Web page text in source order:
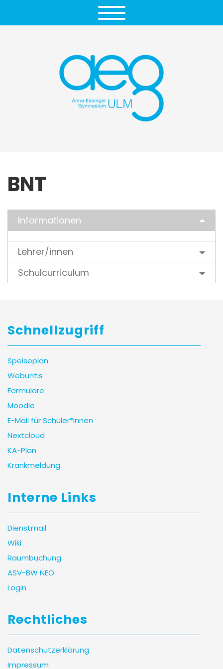
BNT
Informationen
Lehrer/innen
Schulcurriculum
Schnellzugriff
Speiseplan
Webuntis
Formulare
Moodle
E-Mail für Schüler*innen
Nextcloud
KA-Plan
Krankmeldung
Interne Links
Dienstmail
Wiki
Raumbuchung
ASV-BW NEO
Login
Rechtliches
Datenschutzerklärung
Impressum